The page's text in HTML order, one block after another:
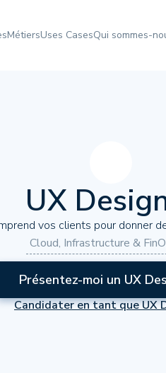
MétiersUses CasesQui sommes-
UX
vos clients pour donner
Cloud, Infrastructure &
Présentez-moi un UX
Candidater en tant que UX